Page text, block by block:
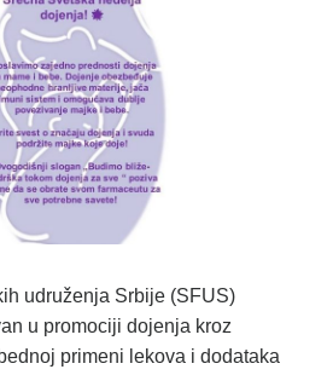
udruženja Srbije (SFUS)
u promociji dojenja kroz
primeni lekova i dodataka